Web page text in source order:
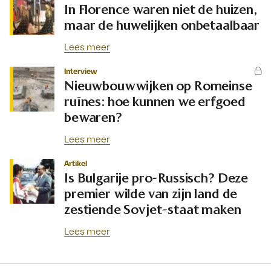
In Florence waren niet de huizen,
maar de huwelijken onbetaalbaar
Lees meer
Interview
Nieuwbouwwijken op Romeinse
ruïnes: hoe kunnen we erfgoed
bewaren?
Lees meer
Artikel
Is Bulgarije pro-Russisch? Deze
premier wilde van zijn land de
zestiende Sovjet-staat maken
Lees meer